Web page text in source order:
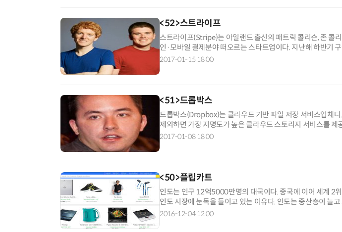
<52>스트라이프
스트라이프(Stripe)는 아일랜드 출신의 패트릭 콜리슨, 존 콜
인·모바일 결제분야 떠오르는 스타트업이다. 지난해 하반기
럴캐털리스트파트너스가 1억...
2017-01-15 18:00
<51>드롭박스
드롭박스(Dropbox)는 클라우드 기반 파일 저장 서비스업체
제외하면 가장 지명도가 높은 클라우드 스토리지 서비스를 제
한 사용자환경(UI) 디자...
2017-01-08 18:00
<50>플립카트
인도는 인구 12억5000만명의 대국이다. 중국에 이어 세계 2
인도 시장에 눈독을 들이고 있는 이유다. 인도는 중산층이 늘
장이 커지고 있다. 현지...
2016-12-04 12:00